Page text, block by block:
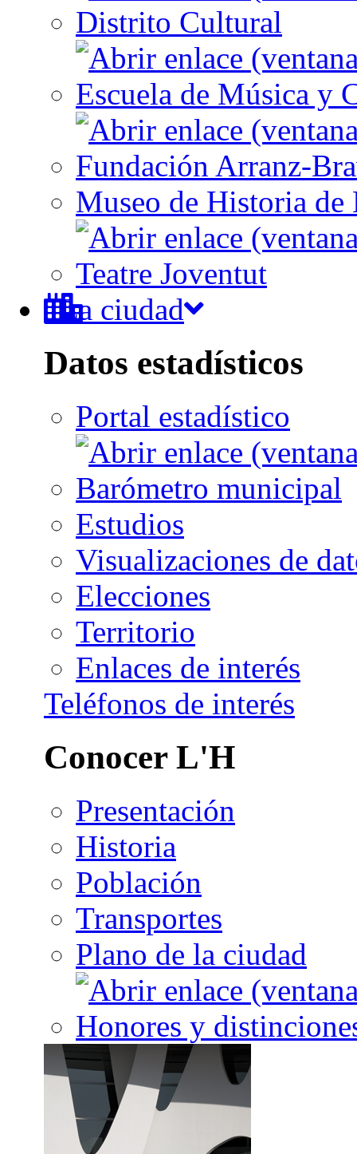
Distrito Cultural
Escuela de Música y
Fundación Arranz-
Museo de Historia de
Teatre Joventut
La ciudad
Datos estadísticos
Portal estadístico
Barómetro municipal
Estudios
Visualizaciones de
Elecciones
Territorio
Enlaces de interés
Teléfonos de interés
Conocer L'H
Presentación
Historia
Población
Transportes
Plano de la ciudad
Honores y